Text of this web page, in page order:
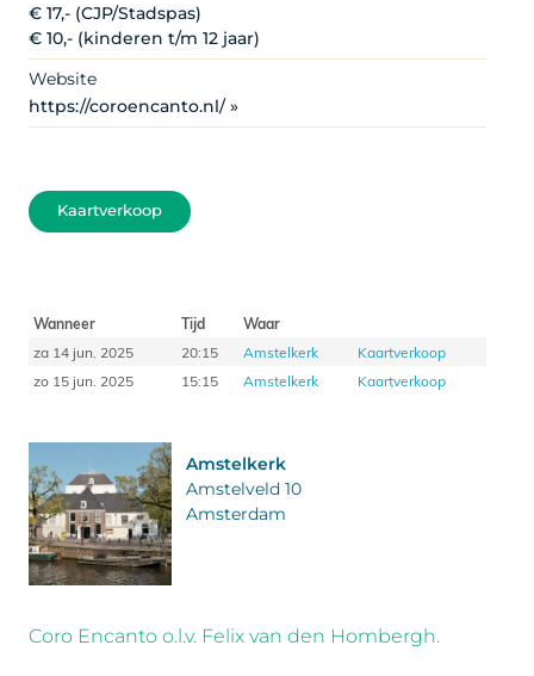
€ 17,- (CJP/Stadspas)
€ 10,- (kinderen t/m 12 jaar)
Website
https://coroencanto.nl/ »
Kaartverkoop
Wanneer Tijd
Waar
za 14 jun. 2025
20:15 Amstelkerk
Kaartverkoop
zo 15 jun. 2025
15:15 Amstelkerk Kaartverkoop
Amstelkerk
Amstelveld 10
Amsterdam
Coro Encanto o.l.v. Felix van den Hombergh.